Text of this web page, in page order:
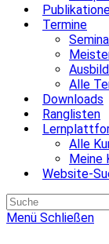
Termine
Alle
Downloads
Ranglisten
Alle
Meine
Website-
Menü Schließen